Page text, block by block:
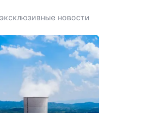
новости